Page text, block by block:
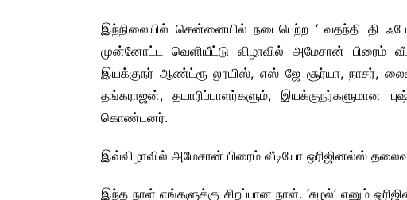
இந்நிலையில் சென்னையில் நடைபெற்ற ‘ வதந்தி தி
முன்னோட்ட வெளியீட்டு விழாவில் அமேசான் பிரைம்
இயக்குநர் ஆண்ட்ரூ லூயிஸ், எஸ் ஜே சூர்யா, நாசர்,
தங்கராஜன், தயாரிப்பாளர்களும், இயக்குநர்களுமான
கொண்டனர்.
இவ்விழாவில் அமேசான் பிரைம் வீடியோ ஒரிஜினல்ஸ்
இந்த நாள் எங்களுக்கு சிறப்பான நாள். ‘சுழல்’ எனும்